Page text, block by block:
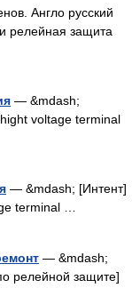
Англо русский
релейная защита
— &mdash;
voltage terminal
— &mdash; [Интент]
terminal …
— &mdash;
релейной защите]